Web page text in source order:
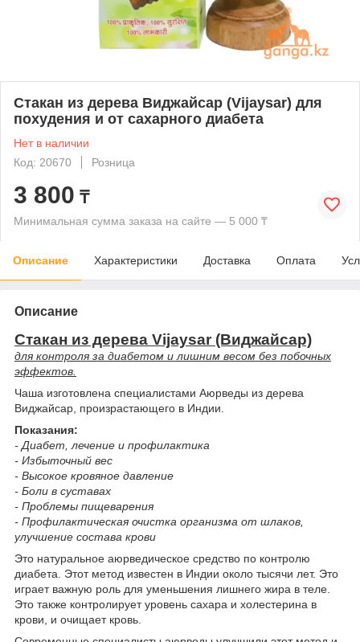
Стакан из дерева Виджайсар (Vijaysar) для
похудения и от сахарного диабета
Нет в наличии
Код: 20670
Розница
3 800 ₸
Минимальная сумма заказа на сайте — 5 000 ₸
Описание Характеристики Доставка Оплата
Описание
Стакан из дерева Vijaysar (Виджайсар)
для контроля за диабетом и лишним весом без побочных
эффектов.
Чаша изготовлена специалистами Аюрведы из дерева
Виджайсар, произрастающего в Индии.
Показания:
- Диабет, лечение и профилактика
- Избыточный вес
- Высокое кровяное давление
- Боли в суставах
- Проблемы пищеварения
- Профилактическая очистка организма от шлаков,
улучшение состава крови
Это натуральное аюрведическое средство по контролю
диабета. Этот метод известен в Индии около тысячи лет. Это
играет важную роль для уменьшения лишнего жира в теле.
Это также контролирует уровень сахара и холестерина в
крови, и очищает кровь.